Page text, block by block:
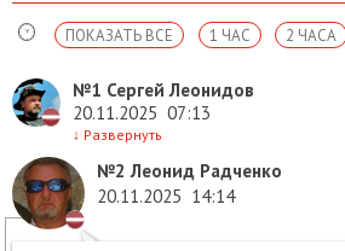
2 ЧАСА
1 ЧАС
ПОКАЗАТЬ ВСЕ
№1 Сергей Леонидов
20.11.2025 07:13
↓ Развернуть
№2 Леонид Радченко
20.11.2025 14:14